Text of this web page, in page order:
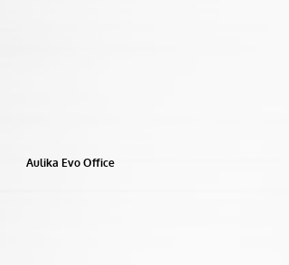
Aulika Evo Office